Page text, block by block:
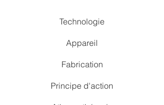
Technologie
Appareil
Fabrication
Principe d'action